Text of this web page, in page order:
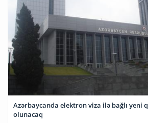
Azərbaycanda elektron viza ilə bağlı yeni
olunacaq